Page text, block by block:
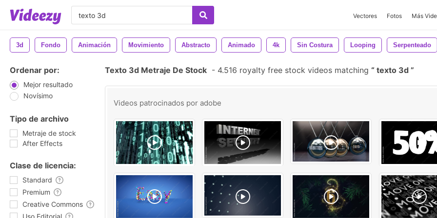
Vectores Fotos Más
3d Fondo Animación Movimiento Abstracto Animado 4k Sin Costura Looping Serpenteado
Ordenar por:
Mejor resultado
Novísimo
Tipo de archivo
Metraje de stock
After Effects
Clase de licencia:
Standard
Premium
Creative Commons
Uso Editorial
Texto 3d Metraje De Stock - 4.516 royalty free stock videos matching texto 3d
Videos patrocinados por adobe